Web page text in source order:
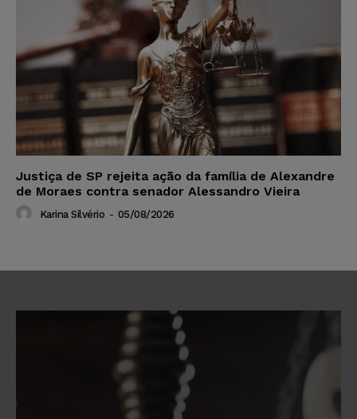
Justiça de SP rejeita ação da família de Alexandre
de Moraes contra senador Alessandro Vieira
Karina Silvério - 05/08/2026